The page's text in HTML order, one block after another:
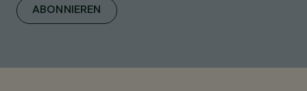
ABONNIEREN